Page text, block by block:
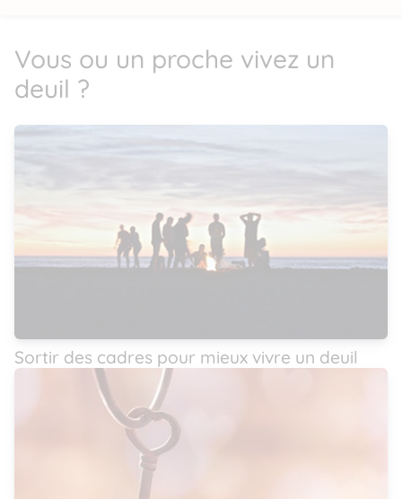
Vous ou un proche vivez un
deuil ?
Sortir des cadres pour mieux vivre un deuil